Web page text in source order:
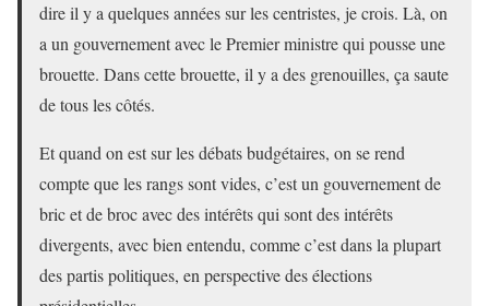
dire il y a quelques années sur les centristes, je crois. Là, on
a un gouvernement avec le Premier ministre qui pousse une
brouette. Dans cette brouette, il y a des grenouilles, ça saute
de tous les côtés.
Et quand on est sur les débats budgétaires, on se rend
compte que les rangs sont vides, c’est un gouvernement de
bric et de broc avec des intérêts qui sont des intérêts
divergents, avec bien entendu, comme c’est dans la plupart
des partis politiques, en perspective des élections